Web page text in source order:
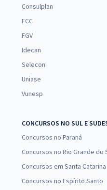
Consulplan
FCC
FGV
Idecan
Selecon
Uniase
Vunesp
CONCURSOS NO SUL E
Concursos no Paraná
Concursos no Rio Grande do
Concursos em Santa Catarina
Concursos no Espírito Santo